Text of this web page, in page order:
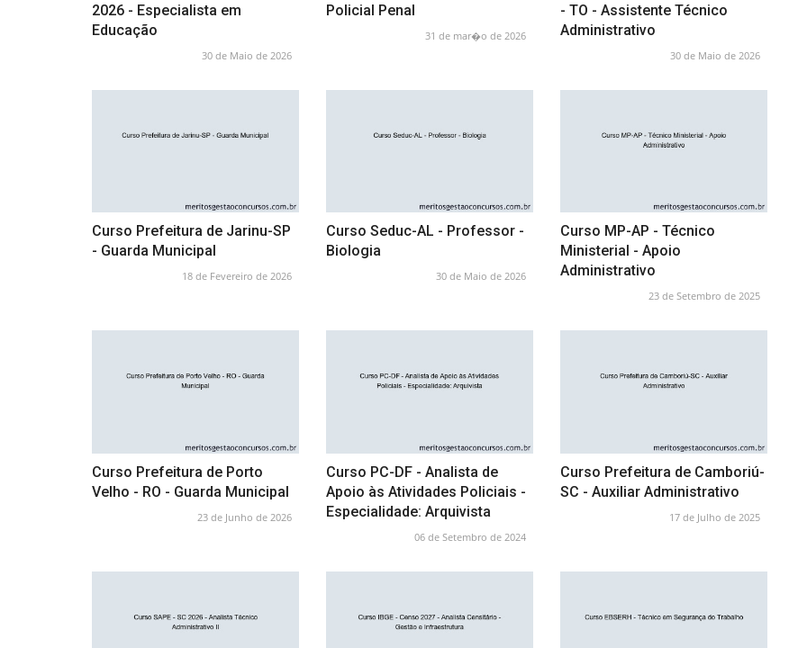
2026 - Especialista em
Educação
30 de Maio de 2026
Policial Penal
31 de mar�o de 2026
- TO - Assistente Técnico
Administrativo
30 de Maio de 2026
Curso Prefeitura de Jarinu-SP
- Guarda Municipal
18 de Fevereiro de 2026
Curso Seduc-AL - Professor -
Biologia
30 de Maio de 2026
Curso MP-AP - Técnico
Ministerial - Apoio
Administrativo
23 de Setembro de 2025
Curso Prefeitura de Porto
Velho - RO - Guarda Municipal
23 de Junho de 2026
Curso PC-DF - Analista de
Apoio às Atividades Policiais -
Especialidade: Arquivista
06 de Setembro de 2024
Curso Prefeitura de Camboriú-
SC - Auxiliar Administrativo
17 de Julho de 2025